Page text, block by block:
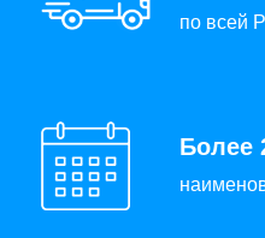
по всей
Более